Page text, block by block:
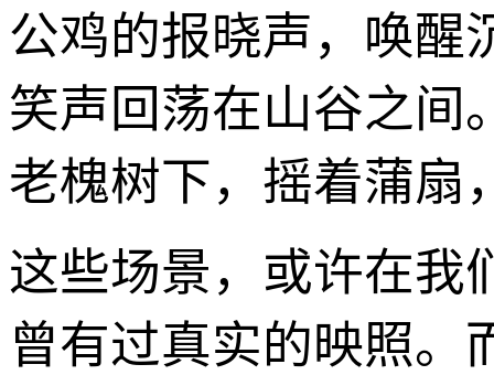
公鸡的报晓声，唤醒
笑声回荡在山谷之间
老槐树下，摇着蒲扇
这些场景，或许在我
曾有过真实的映照。